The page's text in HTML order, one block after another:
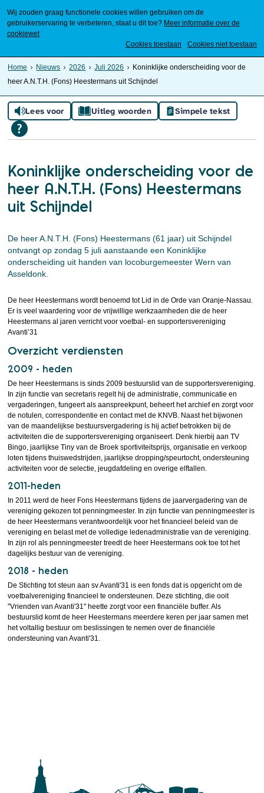
Wij zouden graag functionele cookies willen gebruiken om de
gebruikerservaring te verbeteren, staat u dit toe? Meer informatie over de
cookiewet
Cookies toestaan
Cookies niet toestaan
Home Nieuws 2026 Juli 2026
Koninklijke onderscheiding voor de
heer A.N.T.H. (Fons) Heestermans uit Schijndel
Lees voor Uitleg woorden Simpele tekst
Koninklijke onderscheiding voor de
heer A.N.T.H. (Fons) Heestermans
uit Schijndel
De heer A.N.T.H. (Fons) Heestermans (61 jaar) uit Schijndel
ontvangt op zondag 5 juli aanstaande een Koninklijke
onderscheiding uit handen van locoburgemeester Wern van
Asseldonk.
De heer Heestermans wordt benoemd tot Lid in de Orde van Oranje-Nassau.
Er is veel waardering voor de vrijwillige werkzaamheden die de heer
Heestermans al jaren verricht voor voetbal- en supportersvereniging
Avanti’31
Overzicht verdiensten
2009 - heden
De heer Heestermans is sinds 2009 bestuurslid van de supportersvereniging.
In zijn functie van secretaris regelt hij de administratie, communicatie en
vergaderingen, fungeert als aanspreekpunt, beheert het archief en zorgt voor
de notulen, correspondentie en contact met de KNVB. Naast het bijwonen
van de maandelijkse bestuursvergadering is hij actief betrokken bij de
activiteiten die de supportersvereniging organiseert. Denk hierbij aan TV
Bingo, jaarlijkse Tiny van de Broek sportiviteitsprijs, organisatie en verkoop
loten tijdens thuiswedstrijden, jaarlijkse dropping/speurtocht, ondersteuning
activiteiten voor de selectie, jeugdafdeling en overige elftallen.
2011-heden
In 2011 werd de heer Fons Heestermans tijdens de jaarvergadering van de
vereniging gekozen tot penningmeester. In zijn functie van penningmeester is
de heer Heestermans verantwoordelijk voor het financieel beleid van de
vereniging en belast met de volledige ledenadministratie van de vereniging.
In zijn rol als penningmeester treedt de heer Heestermans ook toe tot het
dagelijks bestuur van de vereniging.
2018 - heden
De Stichting tot steun aan sv Avanti'31 is een fonds dat is opgericht om de
voetbalvereniging financieel te ondersteunen. Deze stichting, die ooit
"Vrienden van Avanti'31" heette zorgt voor een financiële buffer. Als
bestuurslid komt de heer Heestermans meerdere keren per jaar samen met
het voltallig bestuur om beslissingen te nemen over de financiële
ondersteuning van Avanti'31.